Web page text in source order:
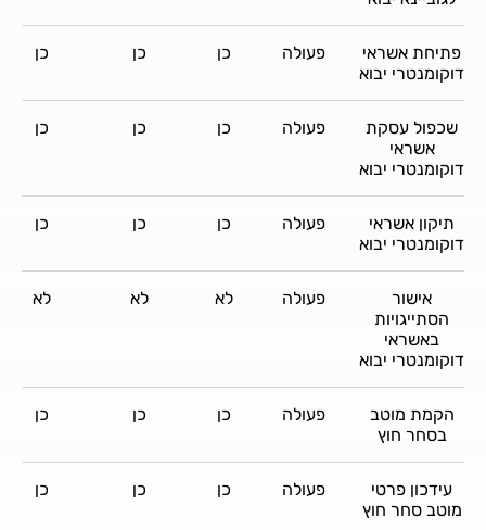
פתיחת אשראי
דוקומנטרי יבוא
פעולה כן כן כן
שכפול עסקת
אשראי
דוקומנטרי יבוא
פעולה כן כן כן
תיקון אשראי
דוקומנטרי יבוא
פעולה כן כן כן
אישור
הסתייגויות
באשראי
דוקומנטרי יבוא
פעולה לא לא לא
הקמת מוטב
בסחר חוץ
פעולה כן כן כן
עידכון פרטי
מוטב סחר חוץ
פעולה כן כן כן